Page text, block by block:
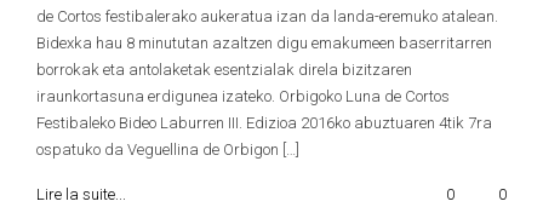
de Cortos festibalerako aukeratua izan da landa-eremuko atalean.
Bidexka hau 8 minututan azaltzen digu emakumeen baserritarren
borrokak eta antolaketak esentzialak direla bizitzaren
iraunkortasuna erdigunea izateko. Orbigoko Luna de Cortos
Festibaleko Bideo Laburren III. Edizioa 2016ko abuztuaren 4tik 7ra
ospatuko da Veguellina de Orbigon […]
Lire la suite... 0 0